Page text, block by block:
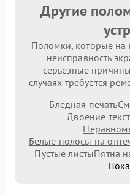
Другие
Поломки, которые на
неисправность
серьезные
случаях требуется
Бледная печать
Двоение
Белые полосы на
Пустые листыПятна